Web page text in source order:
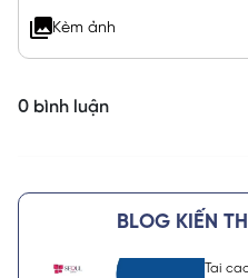
Kèm ảnh
0 bình luận
BLOG KIẾN
Tai